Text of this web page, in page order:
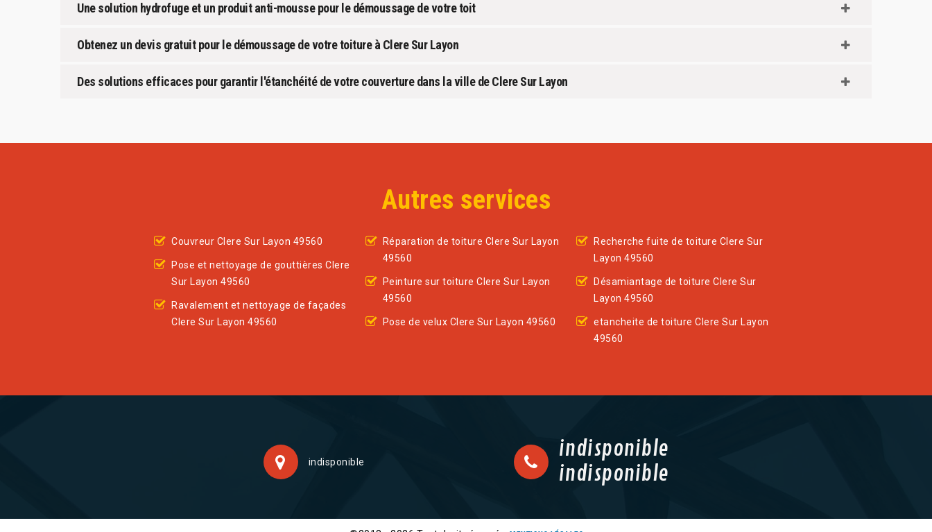
Une solution hydrofuge et un produit anti-mousse pour le démoussage de votre toit
Obtenez un devis gratuit pour le démoussage de votre toiture à Clere Sur Layon
Des solutions efficaces pour garantir l'étanchéité de votre couverture dans la ville de Clere Sur Layon
Autres services
Couvreur Clere Sur Layon 49560
Pose et nettoyage de gouttières Clere
Sur Layon 49560
Ravalement et nettoyage de façades
Clere Sur Layon 49560
Réparation de toiture Clere Sur Layon
49560
Peinture sur toiture Clere Sur Layon
49560
Pose de velux Clere Sur Layon 49560
Recherche fuite de toiture Clere Sur
Layon 49560
Désamiantage de toiture Clere Sur
Layon 49560
etancheite de toiture Clere Sur Layon
49560
indisponible
indisponible
indisponible